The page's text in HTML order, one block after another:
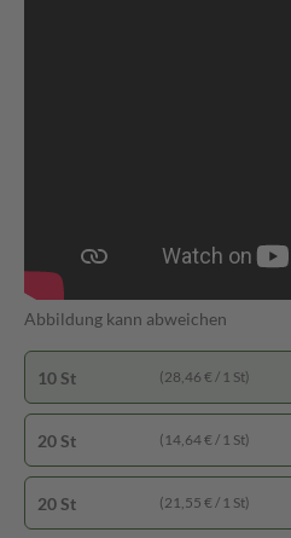
Abbildung kann abweichen
20 St (14,64 € / 1 St)
20 St (21,55 € / 1 St)
10 St (28,46 € / 1 St)